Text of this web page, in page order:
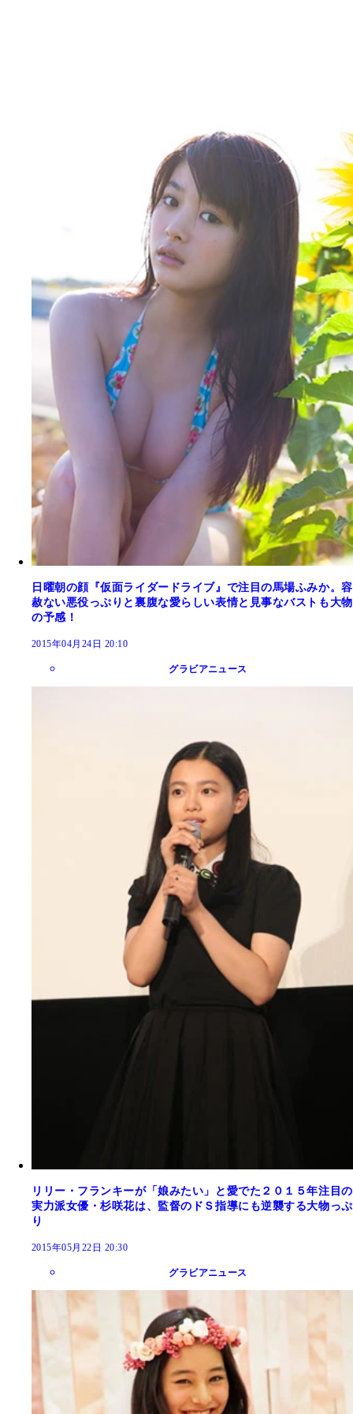
日曜朝の顔『仮面ライダードライブ』で注目の馬場ふみか。容
赦ない悪役っぷりと裏腹な愛らしい表情と見事なバストも大物
の予感！
2015年04月24日 20:10
グラビアニュース
リリー・フランキーが「娘みたい」と愛でた２０１５年注目の
実力派女優・杉咲花は、監督のドＳ指導にも逆襲する大物っぷ
り
2015年05月22日 20:30
グラビアニュース